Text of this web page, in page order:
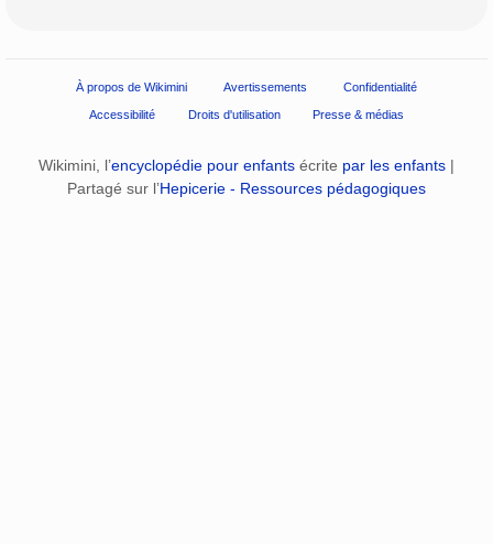
À propos de Wikimini Avertissements Confidentialité
Accessibilité Droits d'utilisation Presse & médias
Wikimini, l’encyclopédie pour enfants écrite par les enfants |
Partagé sur l’Hepicerie - Ressources pédagogiques